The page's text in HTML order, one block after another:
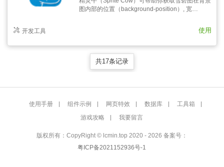
图内部的位置（background-position）, 宽
开发工具 使用
共17条记录
使用手册 组件示例 网页特效 数据库
工具箱
游戏攻略
我要留言
版权所有：CopyRight © lcmin.top 2020 - 2026 备案号：
粤ICP备2021152936号-1